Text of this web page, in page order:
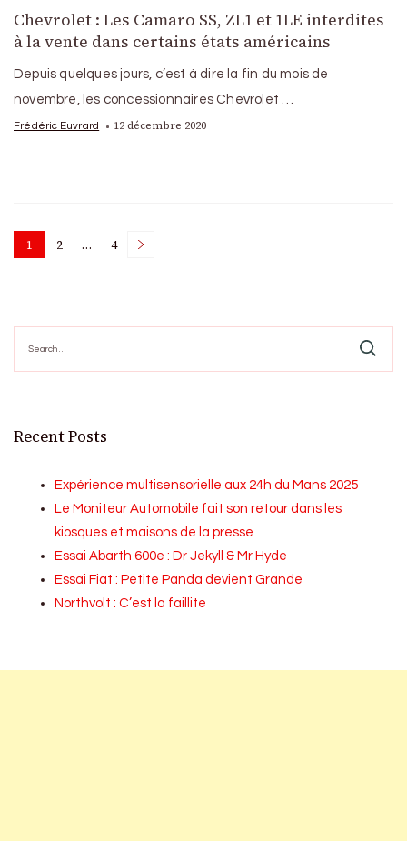
Chevrolet : Les Camaro SS, ZL1 et 1LE interdites
à la vente dans certains états américains
Depuis quelques jours, c’est à dire la fin du mois de
novembre, les concessionnaires Chevrolet …
Frédéric Euvrard 12 décembre 2020
Posts
Page
1 Page
2 … Page
4
for:
Recent Posts
Expérience multisensorielle aux 24h du Mans 2025
Le Moniteur Automobile fait son retour dans les
kiosques et maisons de la presse
Essai Abarth 600e : Dr Jekyll & Mr Hyde
Essai Fiat : Petite Panda devient Grande
Northvolt : C’est la faillite